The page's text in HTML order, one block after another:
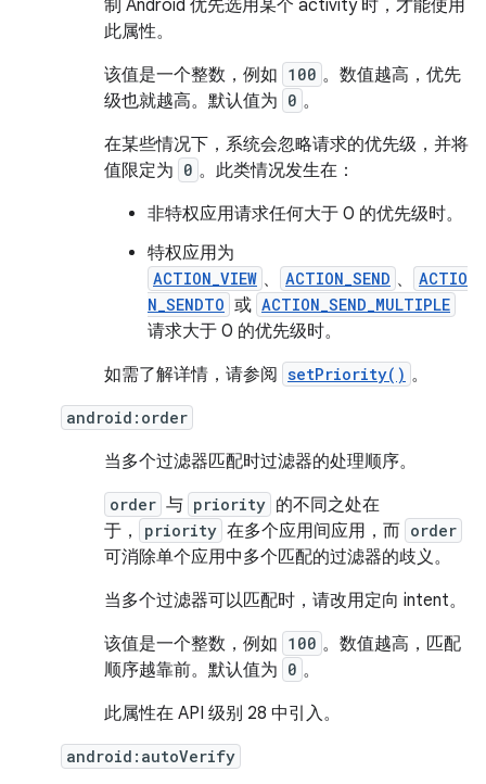
制 Android 优先选用某个 activity 时，才能使用
此属性。
该值是一个整数，例如 100 。数值越高，优先
级也就越高。默认值为 0 。
在某些情况下，系统会忽略请求的优先级，并将
值限定为 0 。此类情况发生在：
非特权应用请求任何大于 0 的优先级时。
特权应用为
ACTION_VIEW 、 ACTION_SEND 、
ACTIO
N_SENDTO 或 ACTION_SEND_MULTIPLE
请求大于 0 的优先级时。
如需了解详情，请参阅 setPriority() 。
android:order
当多个过滤器匹配时过滤器的处理顺序。
order 与 priority 的不同之处在
于，
priority 在多个应用间应用，而 order
可消除单个应用中多个匹配的过滤器的歧义。
当多个过滤器可以匹配时，请改用定向 intent。
该值是一个整数，例如 100 。数值越高，匹配
顺序越靠前。默认值为 0 。
此属性在 API 级别 28 中引入。
android:autoVerify